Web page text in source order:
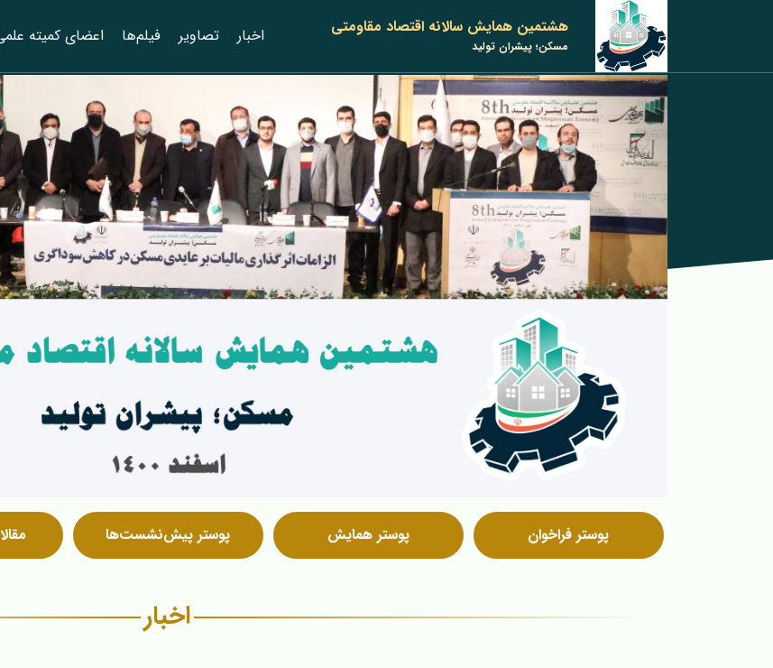
هشتمین همایش سالانه اقتصاد مقاومتی
مسکن؛ پیشران تولید اخبار ‌تصاویر فیلم‌ها اعضای کمیته
پوستر فراخوان پوستر همایش پوستر پیش‌نشست‌ها
اخبار